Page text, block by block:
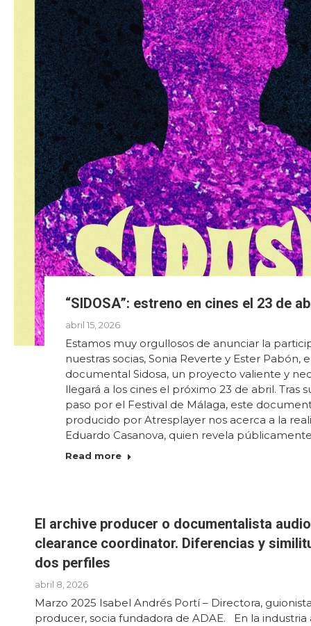
“SIDOSA”: estreno en cines el 23 de
abril 15, 2026
Estamos muy orgullosos de anunciar la
nuestras socias, Sonia Reverte y Ester Pabón,
documental Sidosa, un proyecto valiente y
llegará a los cines el próximo 23 de abril. Tras
paso por el Festival de Málaga, este
producido por Atresplayer nos acerca a la
Eduardo Casanova, quien revela
Read more
El archive producer o documentalista
clearance coordinator. Diferencias y
dos perfiles
abril 8, 2026
Marzo 2025 Isabel Andrés Portí – Directora,
producer, socia fundadora de ADAE. En la industria